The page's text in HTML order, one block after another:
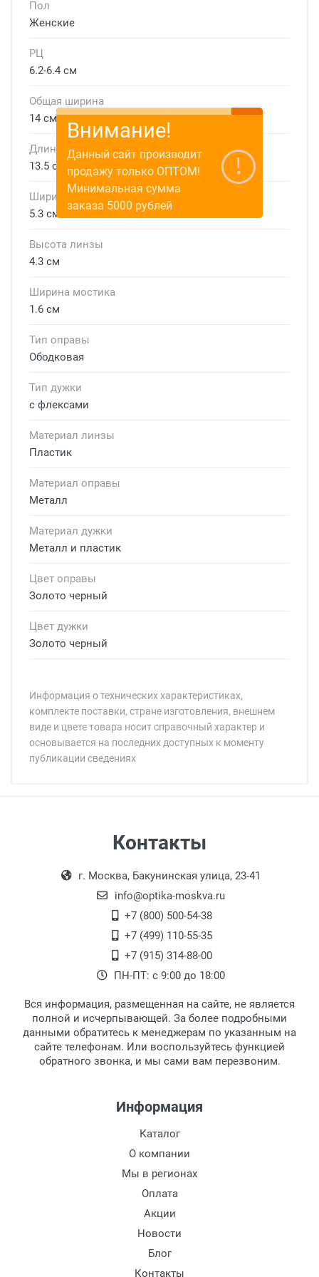
Пол
Женские
РЦ
6.2-6.4 см
Общая ширина
14 см
Длина дужки
13.5 см
Ширина линзы
5.3 см
Высота линзы
4.3 см
Ширина мостика
1.6 см
Тип оправы
Ободковая
Тип дужки
с флексами
Материал линзы
Пластик
Материал оправы
Металл
Материал дужки
Металл и пластик
Цвет оправы
Золото черный
Цвет дужки
Золото черный
Информация о технических характеристиках,
комплекте поставки, стране изготовления, внешнем
виде и цвете товара носит справочный характер и
основывается на последних доступных к моменту
публикации сведениях
Ширина линзы:
Ширина мостика:
Тип дужки:
Материал линзы:
Материал оправы:
Материал дужки:
Оплата товара производится
наличными непосредственно на пункте
выдачи товара.
Перечисление средств на расчетный счет.
18:00, по субботам с 11:00 до 15:00, в
офисе по адресу: г. Москва,
Переведеновский переулок 17, корпус 1,
второй этаж, тел. +7 (499) 110-55-35.
После того, как заказ поступает в пункт
выдачи, наш менеджер связывается с
клиентом и оповещает о поступлении
товара.
Для получения товара при себе
обязательно иметь паспорт.
Заказ необходимо забрать в течение 3
рабочих дней с момента поступления на
дополнительных расходов за хранение
Доставляем товар по Москве компанией
Сдэк до ближайшего к вам пункта
Доставка транспортными компаниями по
Контакты
г. Москва, Бакунинская улица, 23-41
info@optika-moskva.ru
+7 (800) 500-54-38
+7 (499) 110-55-35
+7 (915) 314-88-00
ПН-ПТ: с 9:00 до 18:00
Вся информация, размещенная на сайте, не является
полной и исчерпывающей. За более подробными
данными обратитесь к менеджерам по указанным на
сайте телефонам. Или воспользуйтесь функцией
обратного звонка, и мы сами вам перезвоним.
Информация
Каталог
О компании
Мы в регионах
Оплата
Акции
Новости
Блог
Контакты
Внимание!
Данный сайт производит
продажу только ОПТОМ!
Минимальная сумма
заказа 5000 рублей